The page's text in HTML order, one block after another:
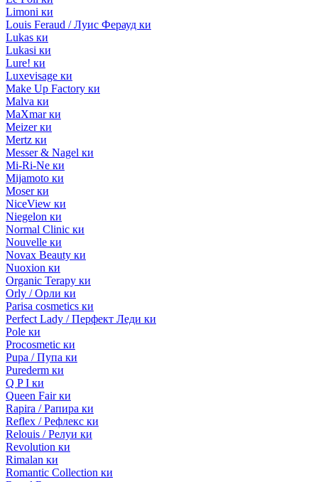
Limoni ки
Louis Feraud / Луис Ферауд ки
Lukas ки
Lukasi ки
Lure! ки
Luxevisage ки
Make Up Factory ки
Malva ки
MaXmar ки
Meizer ки
Mertz ки
Messer & Nagel ки
Mi-Ri-Ne ки
Mijamoto ки
Moser ки
NiceView ки
Niegelon ки
Normal Clinic ки
Nouvelle ки
Novax Beauty ки
Nuoxion ки
Organic Terapy ки
Orly / Орли ки
Parisa cosmetics ки
Perfect Lady / Перфект Леди ки
Pole ки
Procosmetic ки
Pupa / Пупа ки
Purederm ки
Q P I ки
Queen Fair ки
Rapira / Рапира ки
Reflex / Рефлекс ки
Relouis / Релуи ки
Revolution ки
Rimalan ки
Romantic Collection ки